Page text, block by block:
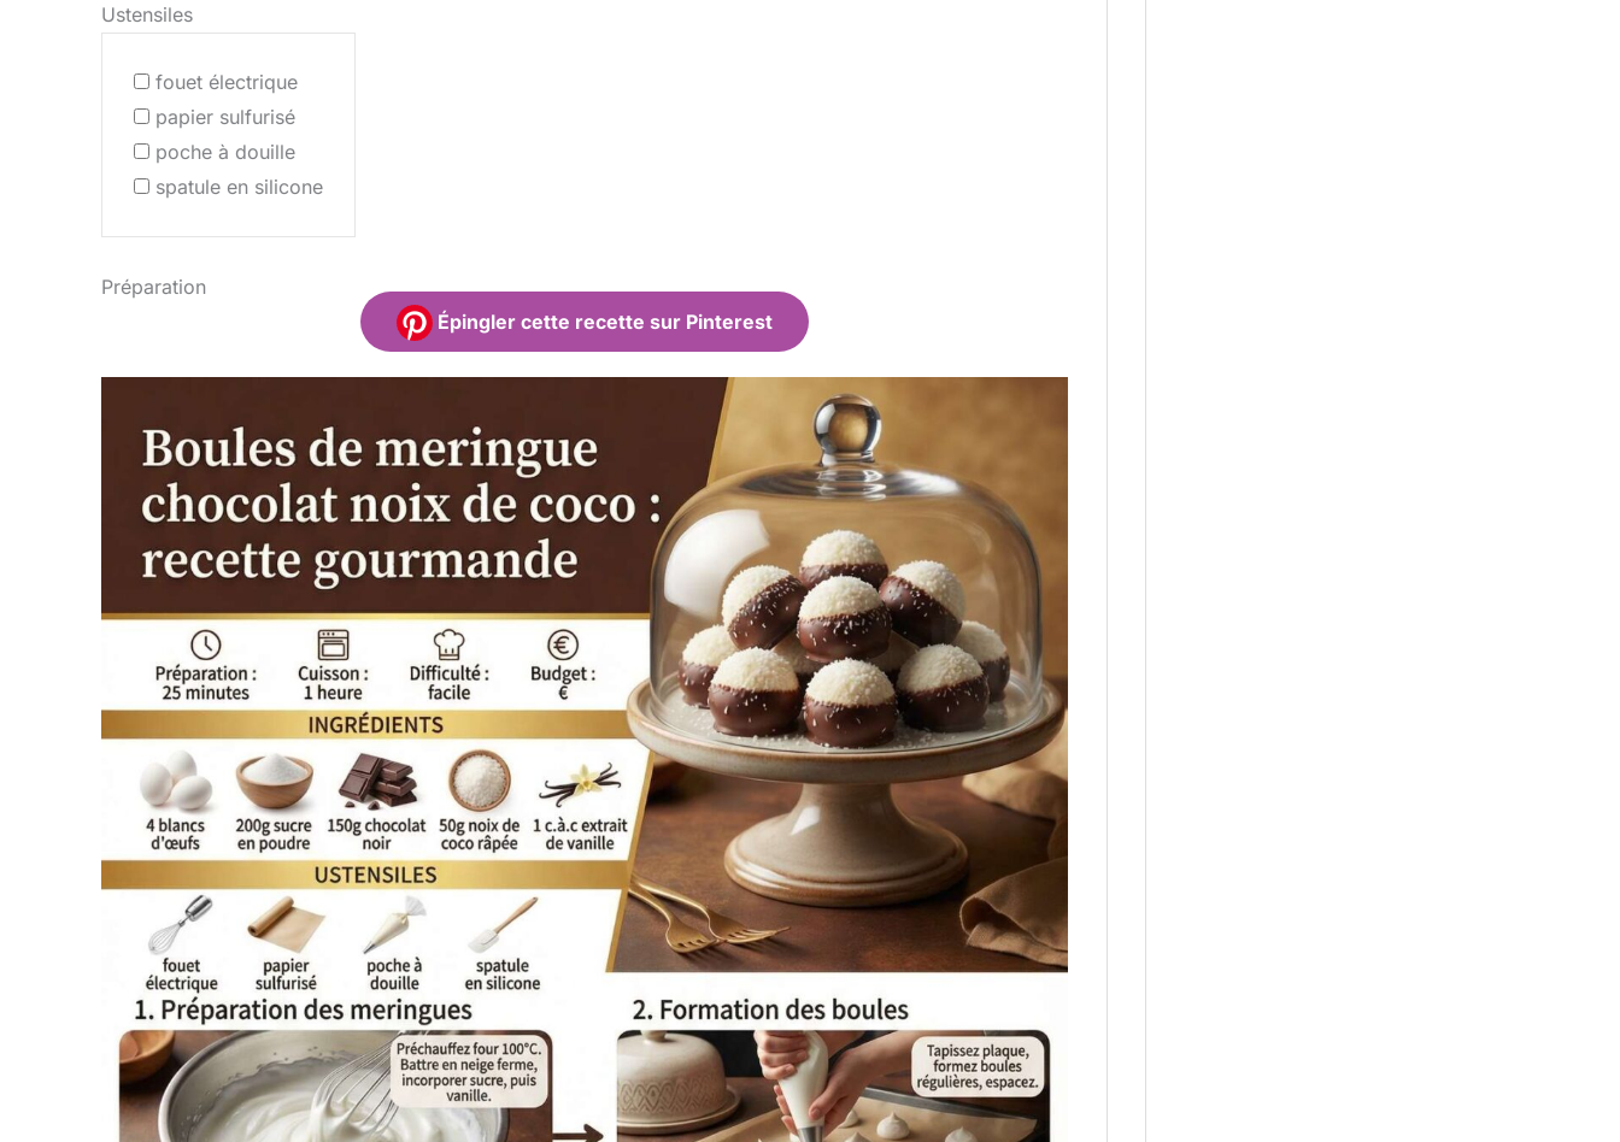
Ustensiles
fouet électrique
papier sulfurisé
poche à douille
spatule en silicone
Préparation
Épingler cette recette sur Pinterest